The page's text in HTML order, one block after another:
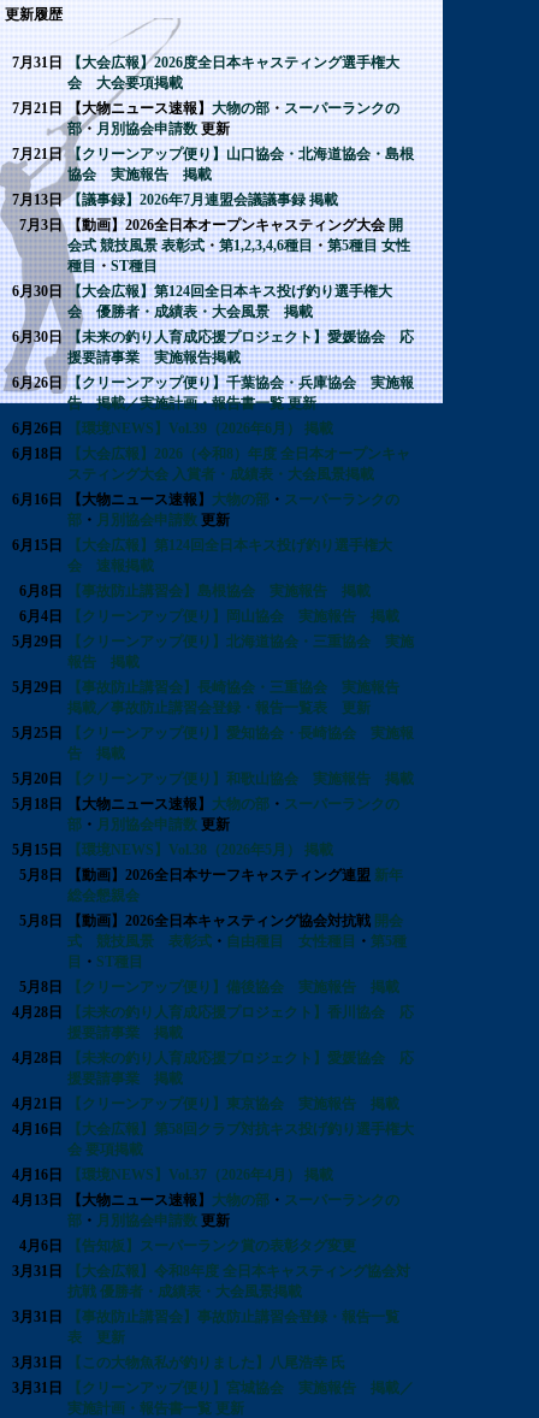
更新履歴
7月31日
【大会広報】2026度全日本キャスティング選手権大
会 大会要項掲載
7月21日
【大物ニュース速報】 大物の部 ・ スーパーランクの
部・ 月別協会申請数 更新
7月21日
【クリーンアップ便り】山口協会・北海道協会・島根
協会 実施報告 掲載
7月13日 【議事録】2026年7月連盟会議議事録 掲載
7月3日 【動画】2026全日本オープンキャスティング大会 開
会式 競技風景 表彰式・第1,2,3,4,6種目 ・第5種目 女性
種目 ・ST種目
6月30日 【大会広報】第124回全日本キス投げ釣り選手権大
会 優勝者・成績表・大会風景 掲載
6月30日 【未来の釣り人育成応援プロジェクト】愛媛協会 応
援要請事業 実施報告掲載
6月26日 【クリーンアップ便り】千葉協会・兵庫協会 実施報
告 掲載／実施計画・報告書一覧 更新
6月26日
【環境NEWS】Vol.39（2026年6月） 掲載
6月18日
【大会広報】2026（令和8）年度 全日本オープンキャ
スティング大会 入賞者・成績表・大会風景掲載
6月16日
【大物ニュース速報】 大物の部 ・ スーパーランクの
部 ・ 月別協会申請数 更新
6月15日
【大会広報】第124回全日本キス投げ釣り選手権大
会 速報掲載
6月8日
【事故防止講習会】島根協会 実施報告 掲載
6月4日
【クリーンアップ便り】岡山協会 実施報告 掲載
5月29日
【クリーンアップ便り】北海道協会・三重協会 実施
報告 掲載
5月29日
【事故防止講習会】長崎協会・三重協会 実施報告
掲載／事故防止講習会登録・報告一覧表 更新
5月25日
【クリーンアップ便り】愛知協会・長崎協会 実施報
告 掲載
5月20日
【クリーンアップ便り】和歌山協会 実施報告 掲載
5月18日
【大物ニュース速報】 大物の部 ・ スーパーランクの
部 ・ 月別協会申請数 更新
5月15日
【環境NEWS】Vol.38（2026年5月） 掲載
5月8日
【動画】2026全日本サーフキャスティング連盟 新年
総会懇親会
5月8日
【動画】2026全日本キャスティング協会対抗戦 開会
式 競技風景 表彰式 ・ 自由種目 女性種目 ・ 第5種
目 ・ ST種目
5月8日
【クリーンアップ便り】備後協会 実施報告 掲載
4月28日
【未来の釣り人育成応援プロジェクト】香川協会 応
援要請事業 掲載
4月28日
【未来の釣り人育成応援プロジェクト】愛媛協会 応
援要請事業 掲載
4月21日
【クリーンアップ便り】東京協会 実施報告 掲載
4月16日
【大会広報】第58回クラブ対抗キス投げ釣り選手権大
会 要項掲載
4月16日
【環境NEWS】Vol.37（2026年4月） 掲載
4月13日
【大物ニュース速報】 大物の部 ・ スーパーランクの
部 ・ 月別協会申請数 更新
4月6日
【告知板】スーパーランク賞の表彰タグ変更
3月31日
【大会広報】令和8年度 全日本キャスティング協会対
抗戦 優勝者・成績表・大会風景掲載
3月31日
【事故防止講習会】事故防止講習会登録・報告一覧
表 更新
3月31日
【この大物魚私が釣りました】八尾浩幸 氏
3月31日
【クリーンアップ便り】宮城協会 実施報告 掲載／
実施計画・報告書一覧 更新